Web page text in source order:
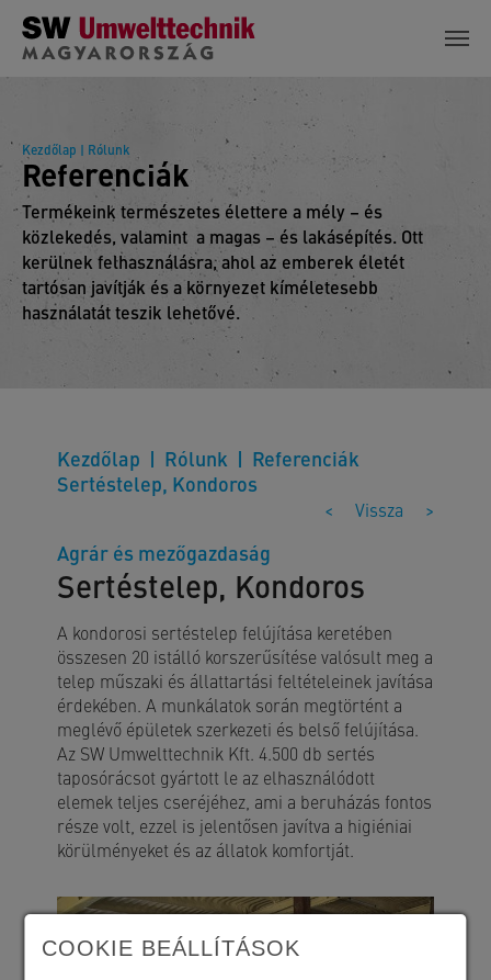
Skip to main content
Kezdőlap | Rólunk
Referenciák
Termékeink természetes élettere a mély – és
közlekedés, valamint a magas – és lakásépítés. Ott
kerülnek felhasználásra, ahol az emberek életét
tartósan javítják és a környezet kíméletesebb
használatát teszik lehetővé.
Kezdőlap Rólunk
Referenciák
Sertéstelep, Kondoros
< Vissza >
Agrár és mezőgazdaság
Sertéstelep, Kondoros
A kondorosi sertéstelep felújítása keretében
összesen 20 istálló korszerűsítése valósult meg a
telep műszaki és állattartási feltételeinek javítása
érdekében. A munkálatok során megtörtént a
meglévő épületek szerkezeti és belső felújítása.
Az SW Umwelttechnik Kft. 4.500 db sertés
taposórácsot gyártott le az elhasználódott
elemek teljes cseréjéhez, ami a beruházás fontos
része volt, ezzel is jelentősen javítva a higiéniai
körülményeket és az állatok komfortját.
COOKIE BEÁLLÍTÁSOK